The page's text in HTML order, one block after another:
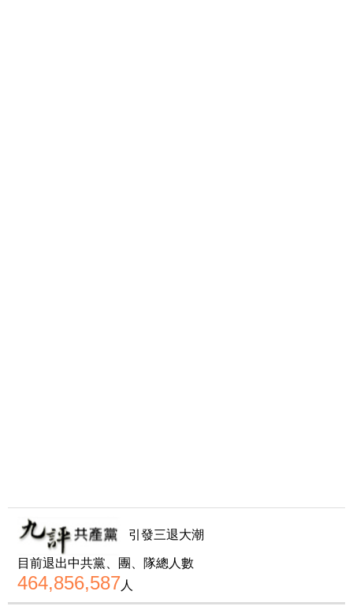
引發三退大潮
目前退出中共黨、團、隊總人數
464,856,587人